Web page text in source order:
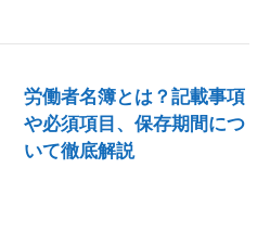
労働者名簿とは？記載事項
や必須項目、保存期間につ
いて徹底解説